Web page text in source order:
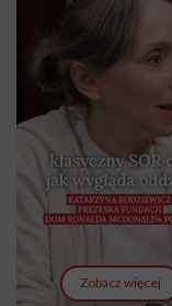
Zobacz więcej